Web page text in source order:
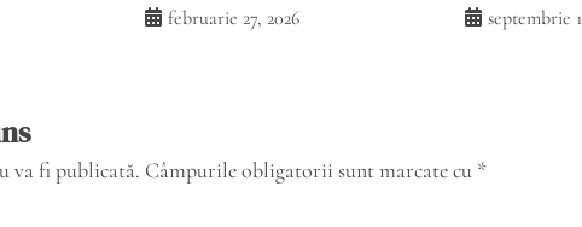
februarie 27, 2026 septembrie
va fi publicată. Câmpurile obligatorii sunt marcate cu *